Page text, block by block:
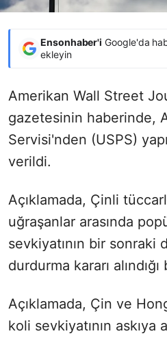
Ensonhaber'i Google'da
ekleyin
Amerikan Wall Street
gazetesinin haberinde,
Servisi'nden (USPS)
verildi.
Açıklamada, Çinli
uğraşanlar arasında
sevkiyatının bir sonraki
durdurma kararı
Açıklamada, Çin ve
koli sevkiyatının askıya